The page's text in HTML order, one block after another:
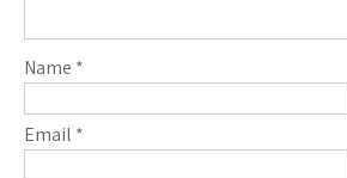
Name *
Email *